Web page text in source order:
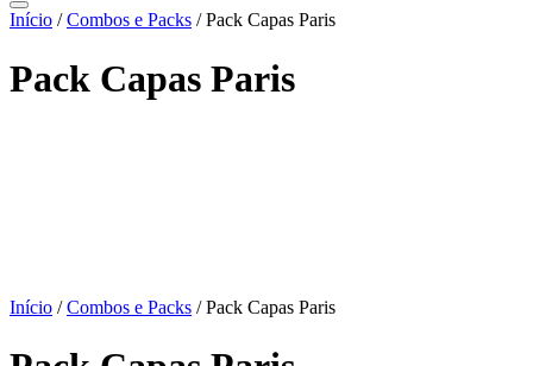
Início /Combos e Packs / Pack Capas Paris
Pack Capas Paris
Início /Combos e Packs / Pack Capas Paris